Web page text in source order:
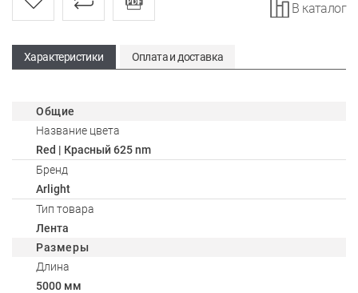
В каталог
Характеристики Оплата и доставка
Общие
Название цвета
Red | Красный 625 nm
Бренд
Arlight
Тип товара
Лента
Размеры
Длина
5000 мм